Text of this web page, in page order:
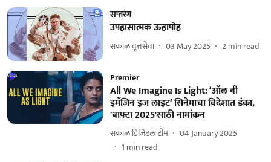
सप्तरंग
उपहासात्मक ऊहापोह
सकाळ वृत्तसेवा 03 May 2025 2min read
Premier
All We Imagine Is Light: ‘ऑल वी
इमॅजिन इज लाइट’ सिनेमाचा विदेशात डंका,
'बाफ्टा 2025'साठी नामांकन
सकाळ डिजिटल टीम
04 January 2025
1 min read